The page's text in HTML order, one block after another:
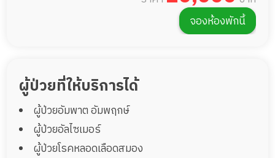
จองห้องพักนี้
ผู้ป่วยที่ให้บริการได้
ผู้ป่วยอัมพาต อัมพฤกษ์
ผู้ป่วยอัลไซเมอร์
ผู้ป่วยโรคหลอดเลือดสมอง